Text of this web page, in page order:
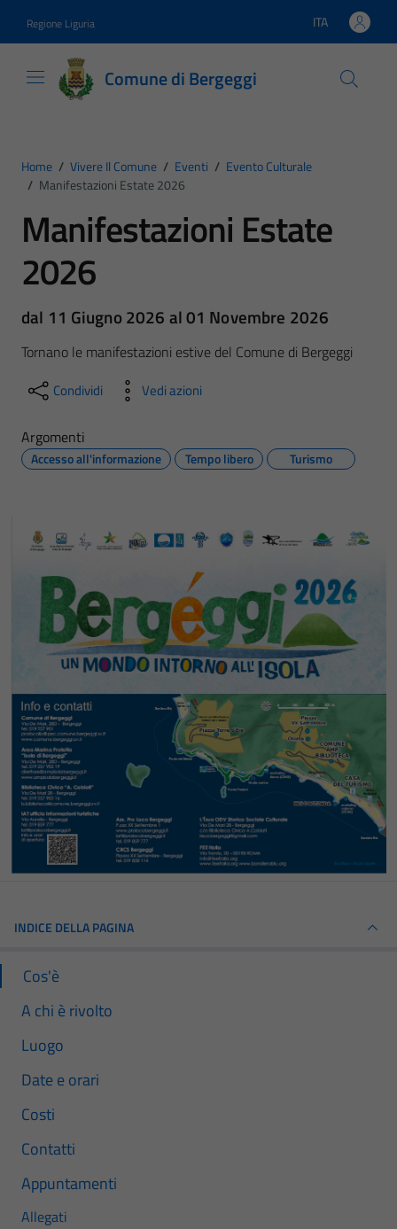
Regione Liguria Lingua attiva:
ITA
Comune di Bergeggi
Home / Vivere Il Comune / Eventi / Evento Culturale
/ Manifestazioni Estate 2026
Manifestazioni Estate
2026
dal 11 Giugno 2026 al 01 Novembre 2026
Tornano le manifestazioni estive del Comune di Bergeggi
Condividi Vedi azioni
Argomenti
Accesso all'informazione Tempo libero Turismo
INDICE DELLA PAGINA
Cos'è
A chi è rivolto
Luogo
Date e orari
Costi
Contatti
Appuntamenti
Allegati